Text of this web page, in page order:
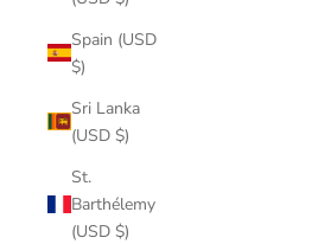
Spain (USD
$)
Sri Lanka
(USD $)
St.
Barthélemy
(USD $)